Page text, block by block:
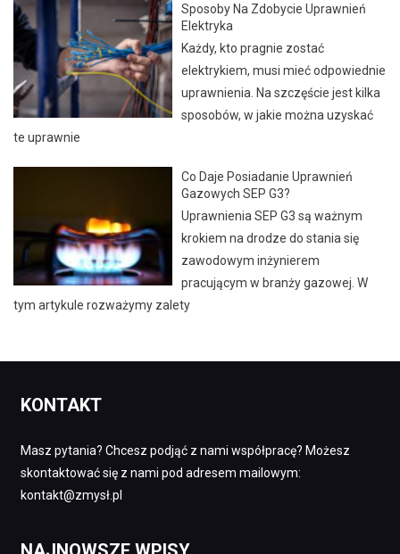
Sposoby Na Zdobycie Uprawnień
Elektryka
Każdy, kto pragnie zostać
elektrykiem, musi mieć odpowiednie
uprawnienia. Na szczęście jest kilka
sposobów, w jakie można uzyskać
te uprawnie
Co Daje Posiadanie Uprawnień
Gazowych SEP G3?
Uprawnienia SEP G3 są ważnym
krokiem na drodze do stania się
zawodowym inżynierem
pracującym w branży gazowej. W
tym artykule rozważymy zalety
KONTAKT
Masz pytania? Chcesz podjąć z nami współpracę? Możesz
skontaktować się z nami pod adresem mailowym:
kontakt@zmysł.pl